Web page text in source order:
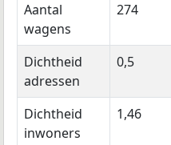
Aantal
wagens
274
Dichtheid
adressen
0,5
Dichtheid
inwoners
1,46